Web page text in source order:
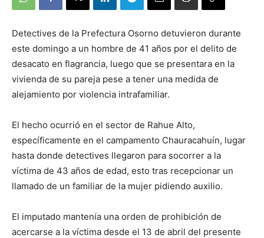
Detectives de la Prefectura Osorno detuvieron durante
este domingo a un hombre de 41 años por el delito de
desacato en flagrancia, luego que se presentara en la
vivienda de su pareja pese a tener una medida de
alejamiento por violencia intrafamiliar.
El hecho ocurrió en el sector de Rahue Alto,
específicamente en el campamento Chauracahuín, lugar
hasta donde detectives llegaron para socorrer a la
víctima de 43 años de edad, esto tras recepcionar un
llamado de un familiar de la mujer pidiendo auxilio.
El imputado mantenía una orden de prohibición de
acercarse a la víctima desde el 13 de abril del presente